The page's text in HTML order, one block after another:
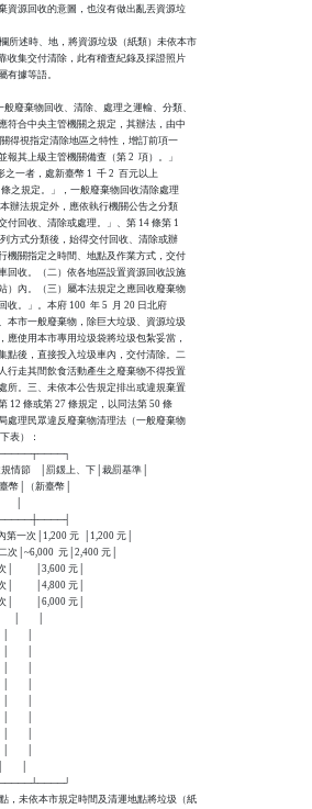
資源回收的意圖，也沒有做出亂丟資源垃
所述時、地，將資源垃圾（紙類）未依本市
收集交付清除，此有稽查紀錄及採證照片
有據等語。
廢棄物回收、清除、處理之運輸、分類、
符合中央主管機關之規定，其辦法，由中
關得視指定清除地區之特性，增訂前項一
報其上級主管機關備查（第 2  項）。」
之一者，處新臺幣 1  千 2  百元以上
之規定。」，一般廢棄物回收清除處理
本辦法規定外，應依執行機關公告之分類
付回收、清除或處理。」、第 14 條第 1
列方式分類後，始得交付回收、清除或辦
機關指定之時間、地點及作業方式，交付
回收。（二）依各地區設置資源回收設施
）內。（三）屬本法規定之應回收廢棄物
。」。本府 100  年 5  月 20 日北府
本市一般廢棄物，除巨大垃圾、資源垃圾
應使用本市專用垃圾袋將垃圾包紮妥當，
點後，直接投入垃圾車內，交付清除。二
行走其間飲食活動產生之廢棄物不得投置
所。三、未依本公告規定排出或違規棄置
12 條或第 27 條規定，以同法第 50 條
處理民眾違反廢棄物清理法（一般廢棄物
表）：
情節    │罰鍰上、下│裁罰基準│
新臺幣│（新臺幣│
│
第一次│1,200 元  │1,200 元│
二次│~6,000  元│2,400 元│
│3,600 元│
│4,800 元│
│6,000 元│
│        │
│
│
│
│
│
│
│
│
│
，未依本市規定時間及清運地點將垃圾（紙